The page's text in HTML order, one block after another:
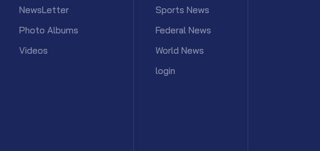
NewsLetter
Photo Albums
Videos
Sports News
Federal News
World News
login